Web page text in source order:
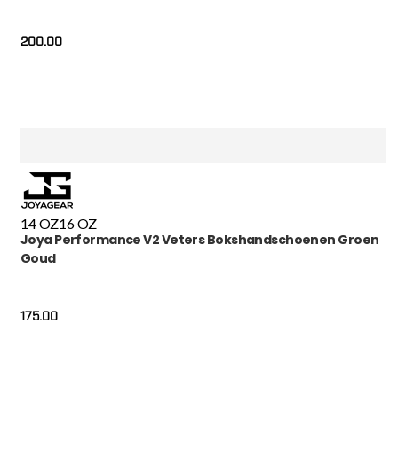
200.00
14 OZ16 OZ
Joya Performance V2 Veters Bokshandschoenen Groen
Goud
175.00